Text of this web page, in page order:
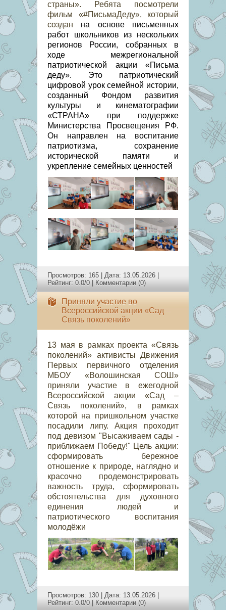
страны». Ребята посмотрели
фильм «#ПисьмаДеду», который
создан на основе письменных
работ школьников из нескольких
регионов России, собранных в
ходе межрегиональной
патриотической акции «Письма
деду».
Это патриотический
цифровой урок семейной истории,
созданный Фондом развития
культуры и кинематографии
«СТРАНА» при поддержке
Министерства Просвещения РФ.
Он направлен на воспитание
патриотизма, сохранение
исторической памяти и
укрепление семейных ценностей
Просмотров: 165 | Дата: 13.05.2026
Рейтинг: 0.0/0 |
Комментарии (0)
Приняли участие во
Всероссийской акции «Сад –
Связь поколений»
13 мая в рамках проекта «Связь
поколений» активисты Движения
Первых первичного отделения
МБОУ «Волошинская СОШ»
приняли участие в ежегодной
Всероссийской акции «Сад –
Связь поколений», в рамках
которой на пришкольном участке
посадили липу. Акция проходит
под девизом "Высаживаем сады -
приближаем Победу!" Цель акции:
сформировать бережное
отношение к природе, наглядно и
красочно продемонстрировать
важность труда, сформировать
обстоятельства для духовного
единения людей и
патриотического воспитания
молодёжи
Просмотров: 130 | Дата: 13.05.2026
Рейтинг: 0.0/0 |
Комментарии (0)